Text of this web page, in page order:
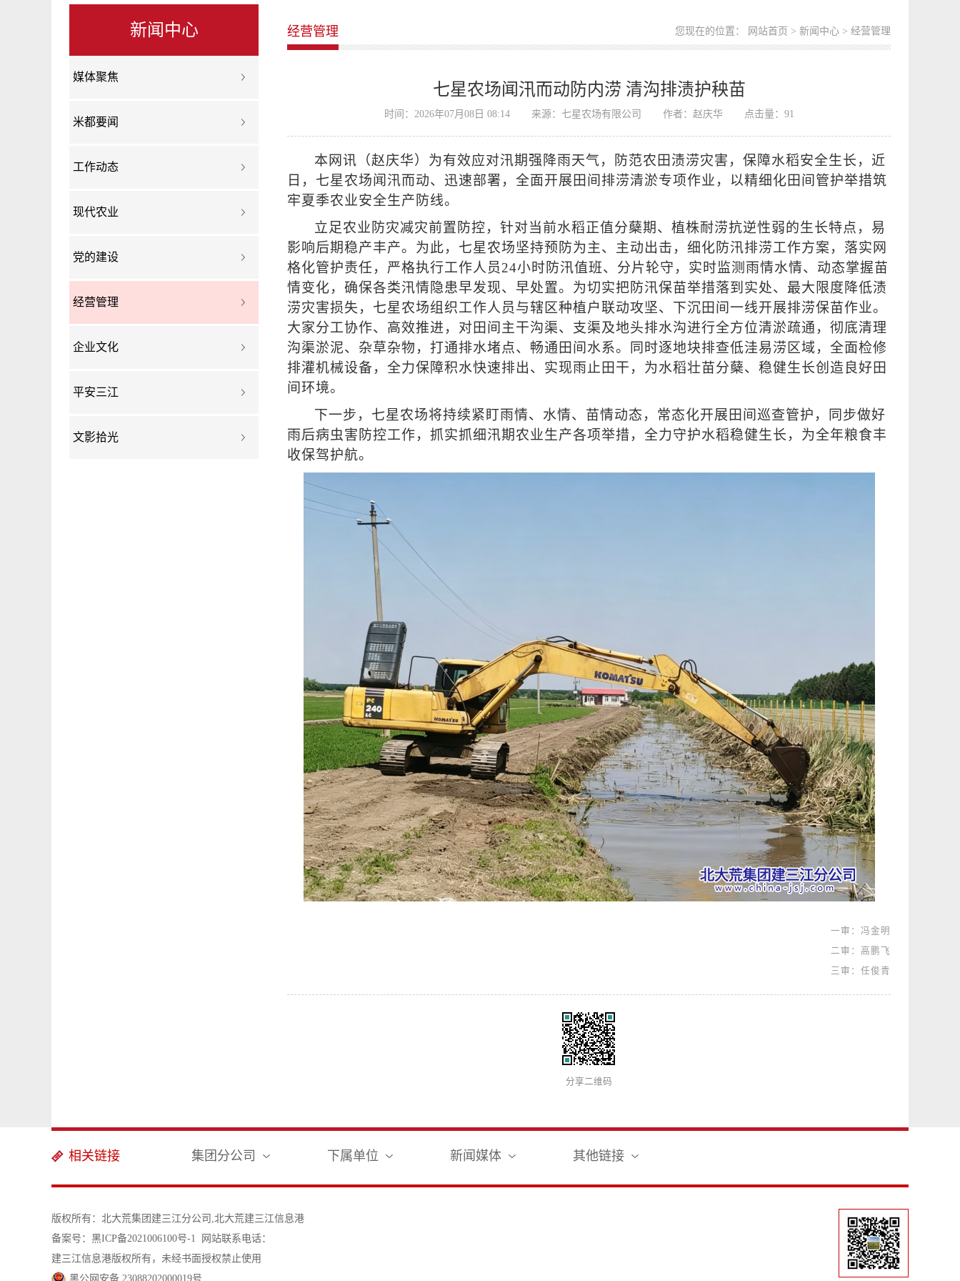
新闻中心
媒体聚焦
米都要闻
工作动态
现代农业
党的建设
经营管理
企业文化
平安三江
文影拾光
经营管理 您现在的位置： 网站首页 > 新闻中心 > 经营管理
七星农场闻汛而动防内涝 清沟排渍护秧苗
时间：2026年07月08日 08:14 来源：七星农场有限公司 作者：赵庆华 点击量： 91
本网讯（赵庆华）为有效应对汛期强降雨天气，防范农田渍涝灾害，保障水稻安全生长，近
日，七星农场闻汛而动、迅速部署，全面开展田间排涝清淤专项作业，以精细化田间管护举措筑
牢夏季农业安全生产防线。
立足农业防灾减灾前置防控，针对当前水稻正值分蘖期、植株耐涝抗逆性弱的生长特点，易
影响后期稳产丰产。为此，七星农场坚持预防为主、主动出击，细化防汛排涝工作方案，落实网
格化管护责任，严格执行工作人员24小时防汛值班、分片轮守，实时监测雨情水情、动态掌握苗
情变化，确保各类汛情隐患早发现、早处置。 为切实把防汛保苗举措落到实处、最大限度降低渍
涝灾害损失，七星农场组织工作人员与辖区种植户联动攻坚、下沉田间一线开展排涝保苗作业。
大家分工协作、高效推进，对田间主干沟渠、支渠及地头排水沟进行全方位清淤疏通，彻底清理
沟渠淤泥、杂草杂物，打通排水堵点、畅通田间水系。同时逐地块排查低洼易涝区域，全面检修
排灌机械设备，全力保障积水快速排出、实现雨止田干，为水稻壮苗分蘖、稳健生长创造良好田
间环境。
下一步，七星农场将持续紧盯雨情、水情、苗情动态，常态化开展田间巡查管护，同步做好
雨后病虫害防控工作，抓实抓细汛期农业生产各项举措，全力守护水稻稳健生长，为全年粮食丰
收保驾护航。
一审：冯金明
二审：高鹏飞
三审：任俊青
分享二维码
相关链接 集团分公司 下属单位 新闻媒体 其他链接
版权所有：北大荒集团建三江分公司,北大荒建三江信息港
备案号：黑ICP备2021006100号-1
网站联系电话：
建三江信息港版权所有，未经书面授权禁止使用
黑公网安备 23088202000019号